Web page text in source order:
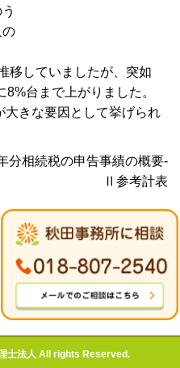
の
移していましたが、突如
台まで上がりました。
大きな要因として挙げられ
分相続税の申告事績の概要-
Ⅱ参考計表
士法人 All rights Reserved.